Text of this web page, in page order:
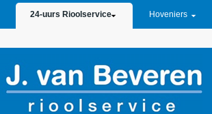
24-uurs Rioolservice Hoveniers